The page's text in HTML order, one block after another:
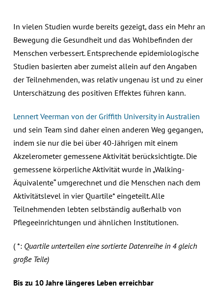
In vielen Studien wurde bereits gezeigt, dass ein Mehr an
Bewegung die Gesundheit und das Wohlbefinden der
Menschen verbessert. Entsprechende epidemiologische
Studien basierten aber zumeist allein auf den Angaben
der Teilnehmenden, was relativ ungenau ist und zu einer
Unterschätzung des positiven Effektes führen kann.
Lennert Veerman von der Griffith University in Australien
und sein Team sind daher einen anderen Weg gegangen,
indem sie nur die bei über 40-Jährigen mit einem
Akzelerometer gemessene Aktivität berücksichtigte. Die
gemessene körperliche Aktivität wurde in „Walking-
Äquivalente“ umgerechnet und die Menschen nach dem
Aktivitätslevel in vier Quartile* eingeteilt. Alle
Teilnehmenden lebten selbständig außerhalb von
Pflegeeinrichtungen und ähnlichen Institutionen.
( *: Quartile unterteilen eine sortierte Datenreihe in 4 gleich
große Teile)
Bis zu 10 Jahre längeres Leben erreichbar